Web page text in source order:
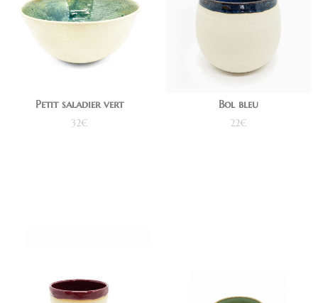
Petit saladier vert
32€
Bol bleu
22€